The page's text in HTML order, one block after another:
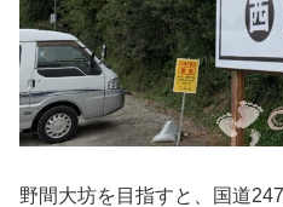
野間大坊を目指すと、国道